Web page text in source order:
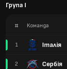
Група I
# Команда
1 Італія
2 Сербія